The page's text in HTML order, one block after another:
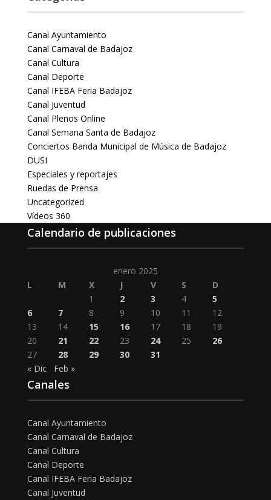
Canal Ayuntamiento
Canal Carnaval de Badajoz
Canal Cultura
Canal Deporte
Canal IFEBA Feria Badajoz
Canal Juventud
Canal Plenos Online
Canal Semana Santa de Badajoz
Conciertos Banda Municipal de Música de Badajoz
DUSI
Especiales y reportajes
Ruedas de Prensa
Uncategorized
Vídeos 360
Calendario de publicaciones
enero 2025
L
M X J V S
D
1
2 3 4
5
6
7 8 9 10 11
12
13
14 15 16 17 18
19
20
21 22 23 24 25
26
27
28 29 30
31
« Dic
Feb »
Canales
Canal Ayuntamiento
Canal Carnaval de Badajoz
Canal Cultura
Canal Deporte
Canal IFEBA Feria Badajoz
Canal Juventud